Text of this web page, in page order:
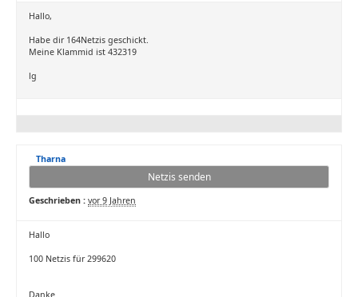
Hallo,
Habe dir 164Netzis geschickt.
Meine Klammid ist 432319
lg
Tharna
Netzis senden
Geschrieben : vor 9 Jahren
Hallo
100 Netzis für 299620
Danke